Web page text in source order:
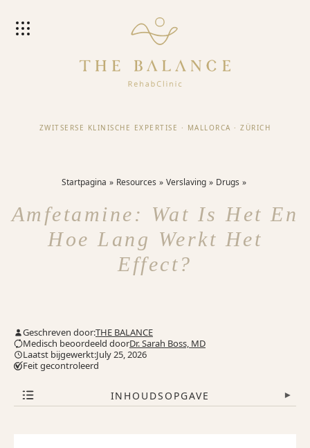
ZWITSERSE KLINISCHE EXPERTISE · MALLORCA · ZÜRICH
Startpagina Resources Verslaving Drugs
Amfetamine: Wat Is Het En
Hoe Lang Werkt Het
Effect?
Geschreven door:THE BALANCE
Medisch beoordeeld doorDr. Sarah Boss, MD
Laatst bijgewerkt:July 25, 2026
Feit gecontroleerd
INHOUDSOPGAVE ▾